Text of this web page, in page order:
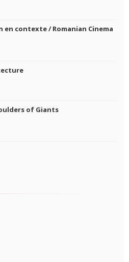
en contexte / Romanian Cinema
of Giants